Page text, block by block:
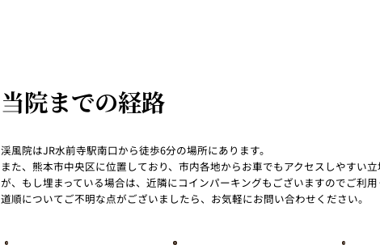
当院までの経路
渓風院はJR水前寺駅南口から徒歩6分の場所にあります。
また、熊本市中央区に位置しており、市内各地からお車でもアクセスしやすい
が、もし埋まっている場合は、近隣にコインパーキングもございますのでご利用
道順についてご不明な点がございましたら、お気軽にお問い合わせください。